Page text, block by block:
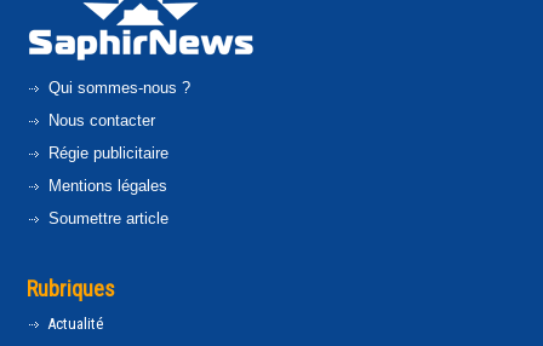
Qui sommes-nous ?
Nous contacter
Régie publicitaire
Mentions légales
Soumettre article
Rubriques
Actualité